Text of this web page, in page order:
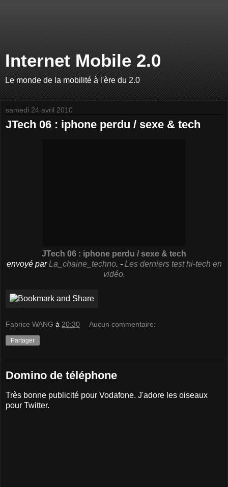
Internet Mobile 2.0
Le monde de la mobilité à l'ère du 2.0
samedi 24 avril 2010
JTech 06 : iphone perdu / sexe & tech
JTech 06 : iphone perdu / sexe & tech
envoyé parLa_chaine_techno. - Les derniers test hi-tech en
vidéo.
Fabrice WANG à 20:30 Aucun commentaire:
Partager
Domino de téléphone
Très bonne publicité pour Vodafone. J'adore les oiseaux
pour Twitter.